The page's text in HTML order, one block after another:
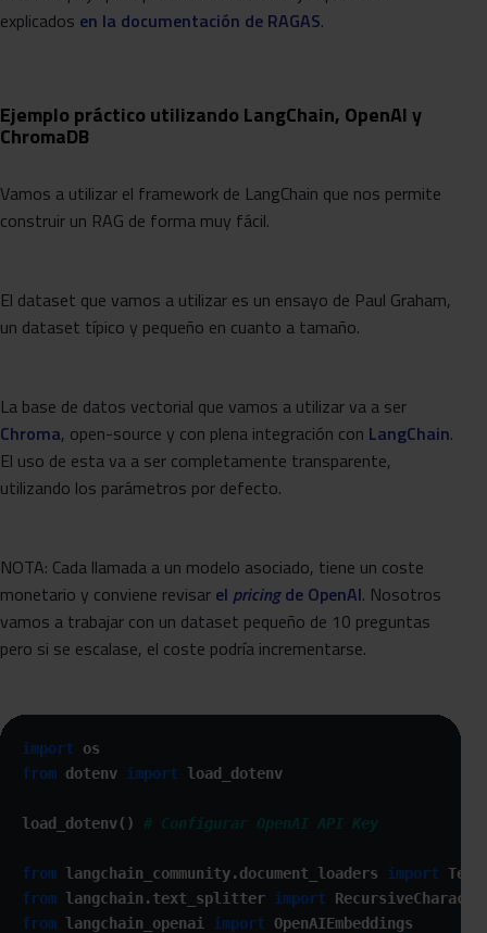
explicados en la documentación de RAGAS.
Ejemplo práctico utilizando LangChain, OpenAI y
ChromaDB
Vamos a utilizar el framework de LangChain que nos permite
construir un RAG de forma muy fácil.
El dataset que vamos a utilizar es un ensayo de Paul Graham,
un dataset típico y pequeño en cuanto a tamaño.
La base de datos vectorial que vamos a utilizar va a ser
Chroma, open-source y con plena integración con LangChain.
El uso de esta va a ser completamente transparente,
utilizando los parámetros por defecto.
NOTA: Cada llamada a un modelo asociado, tiene un coste
monetario y conviene revisar el pricingde OpenAI. Nosotros
vamos a trabajar con un dataset pequeño de 10 preguntas
pero si se escalase, el coste podría incrementarse.
import
from dotenv import load_dotenv
load_dotenv() # Configurar OpenAI API Key
from langchain_community.document_loaders import
from langchain.text_splitter import
from langchain_openai import